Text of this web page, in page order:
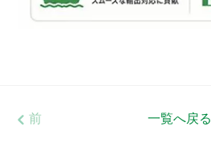
前 一覧へ戻る